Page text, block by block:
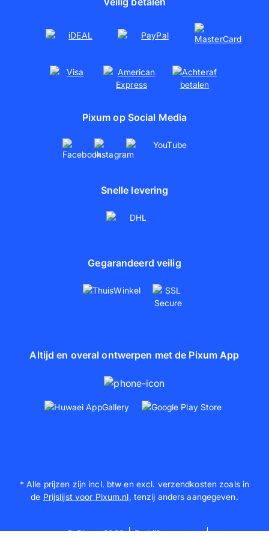
Pixum op Social Media
Snelle levering
Gegarandeerd veilig
Altijd en overal ontwerpen met de Pixum App
* Alle prijzen zijn incl. btw en excl. verzendkosten zoals in
de Prijslijst voor Pixum.nl, tenzij anders aangegeven.
© Pixum 2026 Bedrijfsgegevens